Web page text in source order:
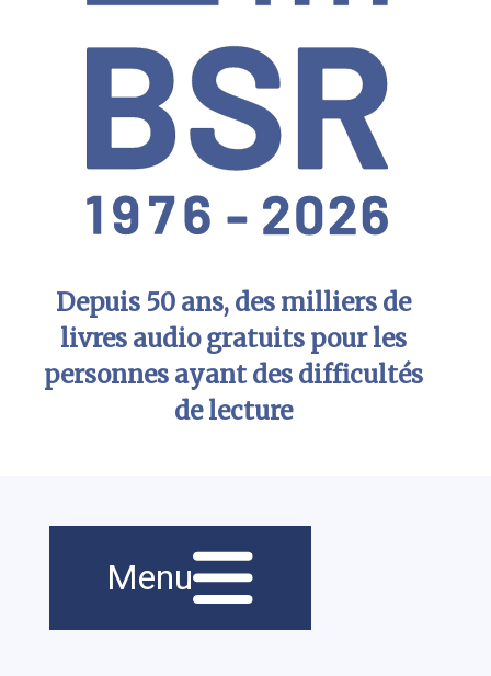
Depuis 50 ans, des milliers de
livres audio gratuits pour les
personnes ayant des difficultés
de lecture
principale
Menu